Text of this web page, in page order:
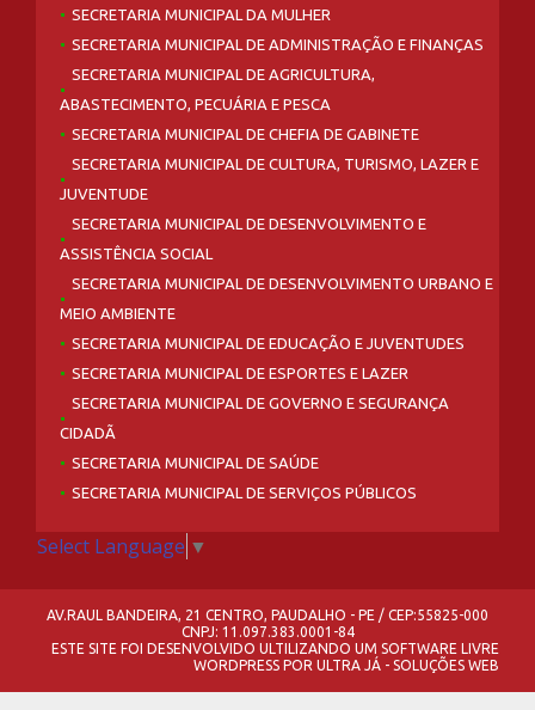
SECRETARIA MUNICIPAL DA MULHER
SECRETARIA MUNICIPAL DE ADMINISTRAÇÃO E FINANÇAS
SECRETARIA MUNICIPAL DE AGRICULTURA,
ABASTECIMENTO, PECUÁRIA E PESCA
SECRETARIA MUNICIPAL DE CHEFIA DE GABINETE
SECRETARIA MUNICIPAL DE CULTURA, TURISMO, LAZER E
JUVENTUDE
SECRETARIA MUNICIPAL DE DESENVOLVIMENTO E
ASSISTÊNCIA SOCIAL
SECRETARIA MUNICIPAL DE DESENVOLVIMENTO URBANO E
MEIO AMBIENTE
SECRETARIA MUNICIPAL DE EDUCAÇÃO E JUVENTUDES
SECRETARIA MUNICIPAL DE ESPORTES E LAZER
SECRETARIA MUNICIPAL DE GOVERNO E SEGURANÇA
CIDADÃ
SECRETARIA MUNICIPAL DE SAÚDE
SECRETARIA MUNICIPAL DE SERVIÇOS PÚBLICOS
Select Language ▼
AV.RAUL BANDEIRA, 21 CENTRO, PAUDALHO - PE / CEP:55825-000
CNPJ: 11.097.383.0001-84
ESTE SITE FOI DESENVOLVIDO ULTILIZANDO UM SOFTWARE LIVRE
WORDPRESS POR ULTRA JÁ - SOLUÇÕES WEB